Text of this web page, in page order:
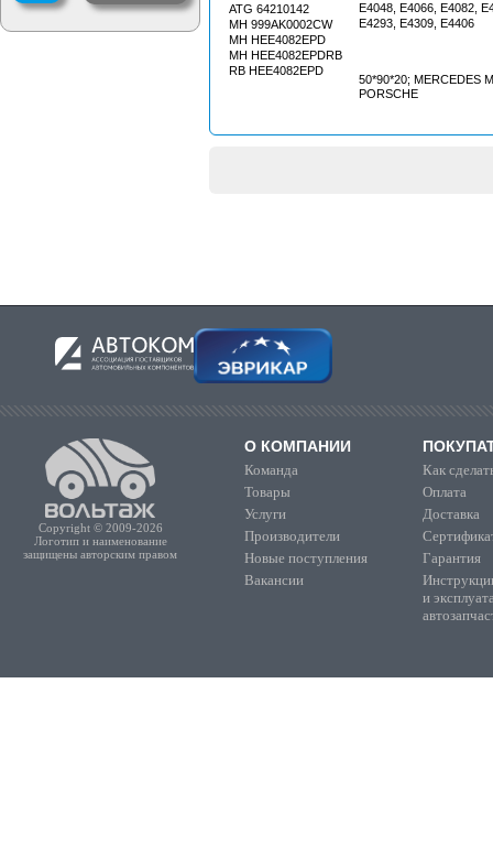
ATG 64210142
MH 999AK0002CW
MH HEE4082EPD
MH HEE4082EPDRB
RB HEE4082EPD
E4048, E4066, E4082,
E4293, E4309, E4406
50*90*20; MERCEDES
PORSCHE
Copyright © 2009-2026
Логотип и наименование
защищены авторским правом
О КОМПАНИИ
Команда
Товары
Услуги
Производители
Новые поступления
Вакансии
Как
Оплата
Доставка
Гарантия
и